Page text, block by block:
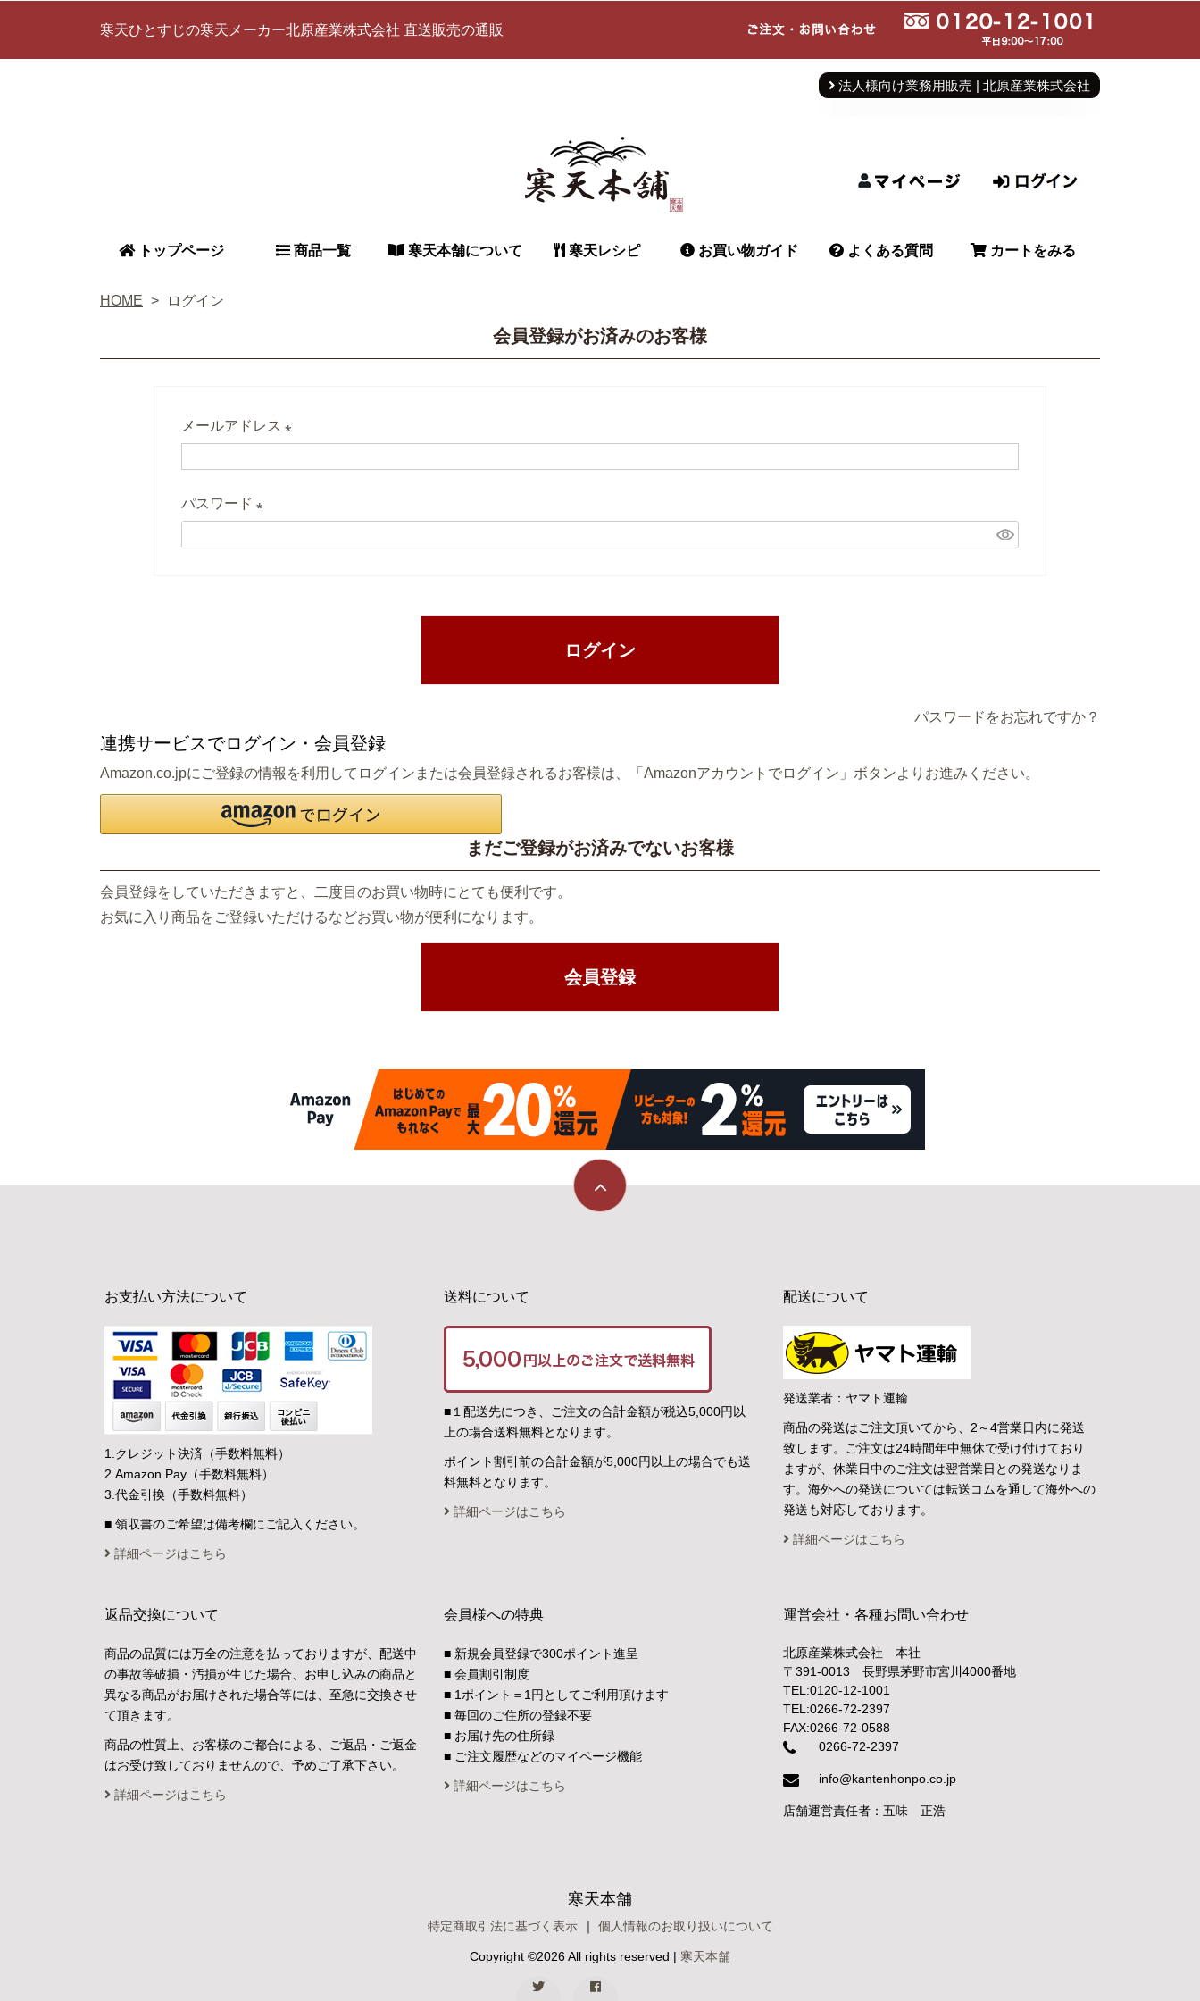
寒天ひとすじの寒天メーカー北原産業株式会社 直送販売の通販
法人様向け業務用販売 | 北原産業株式会社
トップページ 商品一覧 寒天本舗について 寒天レシピ お買い物ガイド よくある質問 カートをみる
HOME ログイン
会員登録がお済みのお客様
メールアドレス
パスワード
ログイン
パスワードをお忘れですか？
連携サービスでログイン・会員登録
Amazon.co.jpにご登録の情報を利用してログインまたは会員登録されるお客様は、「Amazonアカウントでログイン」ボタンよりお進みください。
まだご登録がお済みでないお客様
会員登録をしていただきますと、二度目のお買い物時にとても便利です。
お気に入り商品をご登録いただけるなどお買い物が便利になります。
会員登録
お支払い方法について
1.クレジット決済（手数料無料）
2.Amazon Pay（手数料無料）
3.代金引換（手数料無料）
■ 領収書のご希望は備考欄にご記入ください。
詳細ページはこちら
送料について
■１配送先につき、ご注文の合計金額が税込5,000円以
上の場合送料無料となります。
ポイント割引前の合計金額が5,000円以上の場合でも送
料無料となります。
詳細ページはこちら
配送について
発送業者：ヤマト運輸
商品の発送はご注文頂いてから、2～4営業日内に発送
致します。ご注文は24時間年中無休で受け付けており
ますが、休業日中のご注文は翌営業日との発送なりま
す。海外への発送については転送コムを通して海外への
発送も対応しております。
詳細ページはこちら
返品交換について
商品の品質には万全の注意を払っておりますが、配送中
の事故等破損・汚損が生じた場合、お申し込みの商品と
異なる商品がお届けされた場合等には、至急に交換させ
て頂きます。
商品の性質上、お客様のご都合による、ご返品・ご返金
はお受け致しておりませんので、予めご了承下さい。
詳細ページはこちら
会員様への特典
■ 新規会員登録で300ポイント進呈
■ 会員割引制度
■ 1ポイント＝1円としてご利用頂けます
■ 毎回のご住所の登録不要
■ お届け先の住所録
■ ご注文履歴などのマイページ機能
詳細ページはこちら
運営会社・各種お問い合わせ
北原産業株式会社 本社
〒391-0013 長野県茅野市宮川4000番地
TEL:0120-12-1001
TEL:0266-72-2397
FAX:0266-72-0588
0266-72-2397
info@kantenhonpo.co.jp
店舗運営責任者：五味 正浩
寒天本舗
特定商取引法に基づく表示 ｜ 個人情報のお取り扱いについて
Copyright ©2026 All rights reserved | 寒天本舗